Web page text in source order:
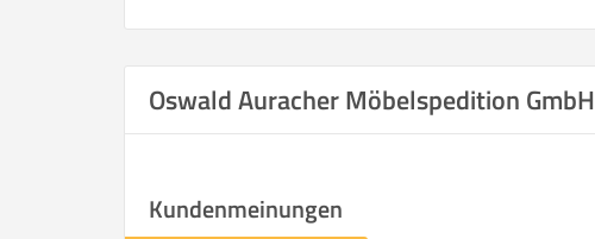
Oswald Auracher Möbelspedition GmbH
Kundenmeinungen